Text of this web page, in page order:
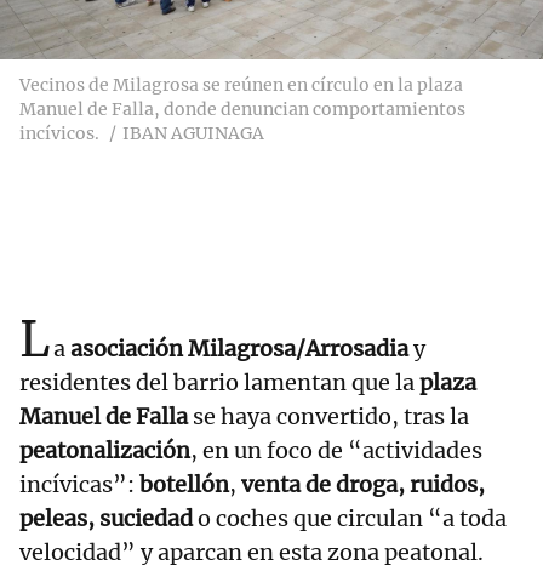
Vecinos de Milagrosa se reúnen en círculo en la plaza
Manuel de Falla, donde denuncian comportamientos
incívicos.
IBAN AGUINAGA
Laasociación Milagrosa/Arrosadiay
residentes del barrio lamentan que laplaza
Manuel de Fallase haya convertido, tras la
peatonalización, en un foco de “actividades
incívicas”: botellón, venta de droga, ruidos,
peleas, suciedado coches que circulan “a toda
velocidad” y aparcan en esta zona peatonal.